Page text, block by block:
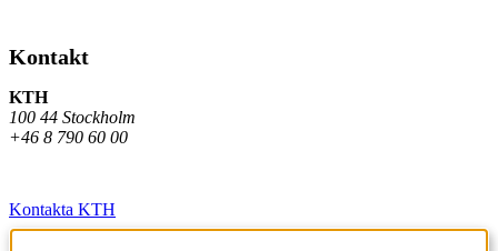
Kontakt
KTH
100 44 Stockholm
+46 8 790 60 00
Kontakta KTH